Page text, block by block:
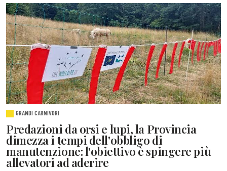
GRANDI CARNIVORI
Predazioni da orsi e lupi, la Provincia
dimezza i tempi dell'obbligo di
manutenzione: l'obiettivo è spingere più
allevatori ad aderire